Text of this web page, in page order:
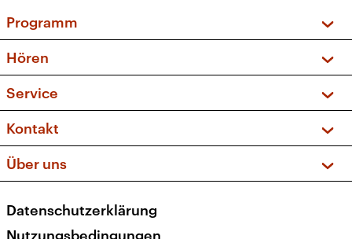
Programm
Sendungen und Podcasts
Musikliste
Kakadu – Das Kinderprogramm
Hören
Frequenzen (UKW + DAB+)
Service
FAQ
Apps
Newsletter
Veranstaltungen
Kontakt
Social Media
Über uns
Presse
Datenschutzerklärung
Nutzungsbedingungen